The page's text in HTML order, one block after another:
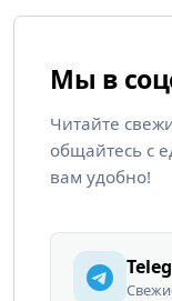
Мы в
Читайте
общайтесь с
вам удобно!